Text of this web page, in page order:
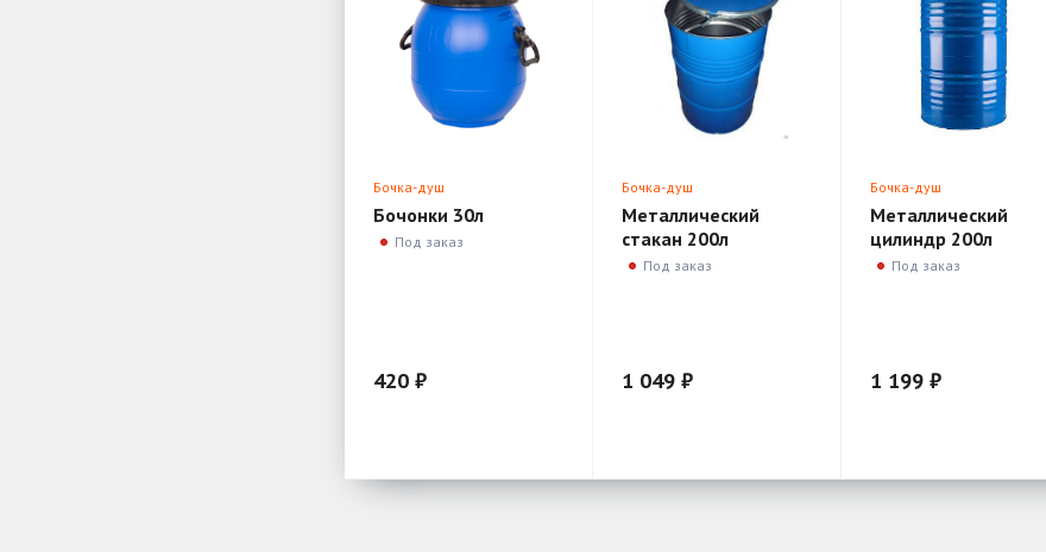
Бочка-душ
Бочонки 30л
Под заказ
420 ₽
Бочка-душ
Металлический
стакан 200л
Под заказ
1 049 ₽
Бочка-душ
Металлический
цилиндр 200л
Под заказ
1 199 ₽